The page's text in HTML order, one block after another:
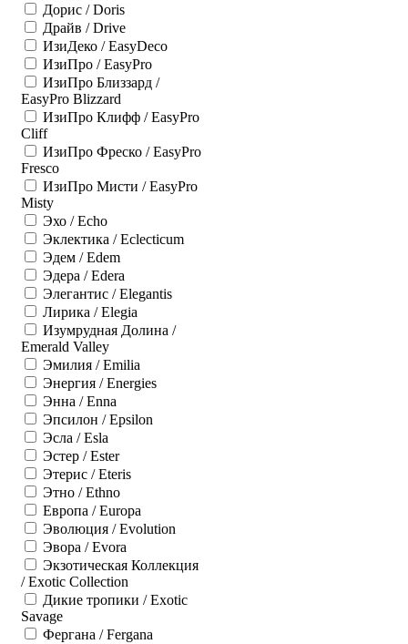
Дорис / Doris
Драйв / Drive
ИзиДеко / EasyDeco
ИзиПро / EasyPro
ИзиПро Близзард /
EasyPro Blizzard
ИзиПро Клифф / EasyPro
Cliff
ИзиПро Фреско / EasyPro
Fresco
ИзиПро Мисти / EasyPro
Misty
Эхо / Echo
Эклектика / Eclecticum
Эдем / Edem
Эдера / Edera
Элегантис / Elegantis
Лирика / Elegia
Изумрудная Долина /
Emerald Valley
Эмилия / Emilia
Энергия / Energies
Энна / Enna
Эпсилон / Epsilon
Эсла / Esla
Эстер / Ester
Этерис / Eteris
Этно / Ethno
Европа / Europa
Эволюция / Evolution
Эвора / Evora
Экзотическая Коллекция
/ Exotic Collection
Дикие тропики / Exotic
Savage
Фергана / Fergana